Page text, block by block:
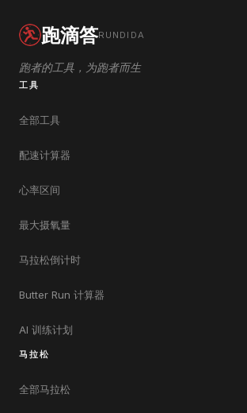
跑滴答RUNDIDA
跑者的工具，为跑者而生
工具
全部工具
配速计算器
心率区间
最大摄氧量
马拉松倒计时
Butter Run 计算器
AI 训练计划
马拉松
全部马拉松